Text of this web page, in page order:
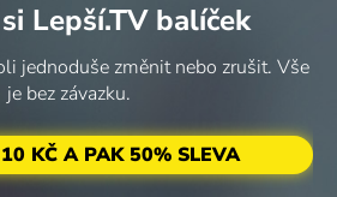
Lepší.TV balíček
jednoduše změnit nebo zrušit. Vše
je bez závazku.
KČ A PAK 50% SLEVA